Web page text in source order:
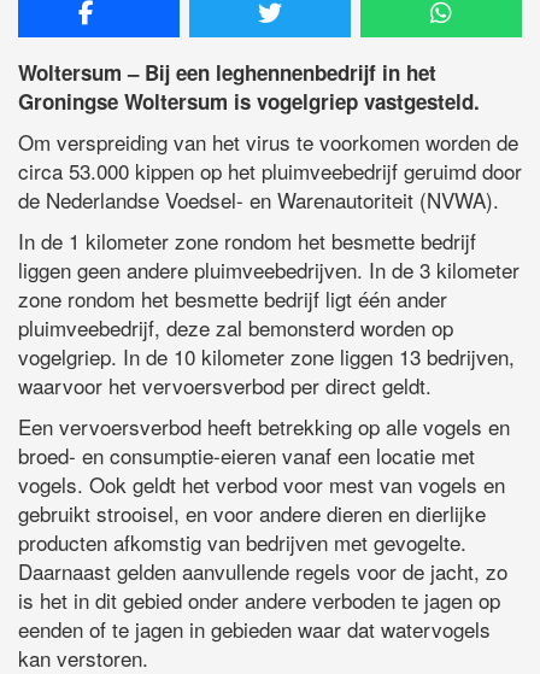
Woltersum – Bij een leghennenbedrijf in het
Groningse Woltersum is vogelgriep vastgesteld.
Om verspreiding van het virus te voorkomen worden de
circa 53.000 kippen op het pluimveebedrijf geruimd door
de Nederlandse Voedsel- en Warenautoriteit (NVWA).
In de 1 kilometer zone rondom het besmette bedrijf
liggen geen andere pluimveebedrijven. In de 3 kilometer
zone rondom het besmette bedrijf ligt één ander
pluimveebedrijf, deze zal bemonsterd worden op
vogelgriep. In de 10 kilometer zone liggen 13 bedrijven,
waarvoor het vervoersverbod per direct geldt.
Een vervoersverbod heeft betrekking op alle vogels en
broed- en consumptie-eieren vanaf een locatie met
vogels. Ook geldt het verbod voor mest van vogels en
gebruikt strooisel, en voor andere dieren en dierlijke
producten afkomstig van bedrijven met gevogelte.
Daarnaast gelden aanvullende regels voor de jacht, zo
is het in dit gebied onder andere verboden te jagen op
eenden of te jagen in gebieden waar dat watervogels
kan verstoren.